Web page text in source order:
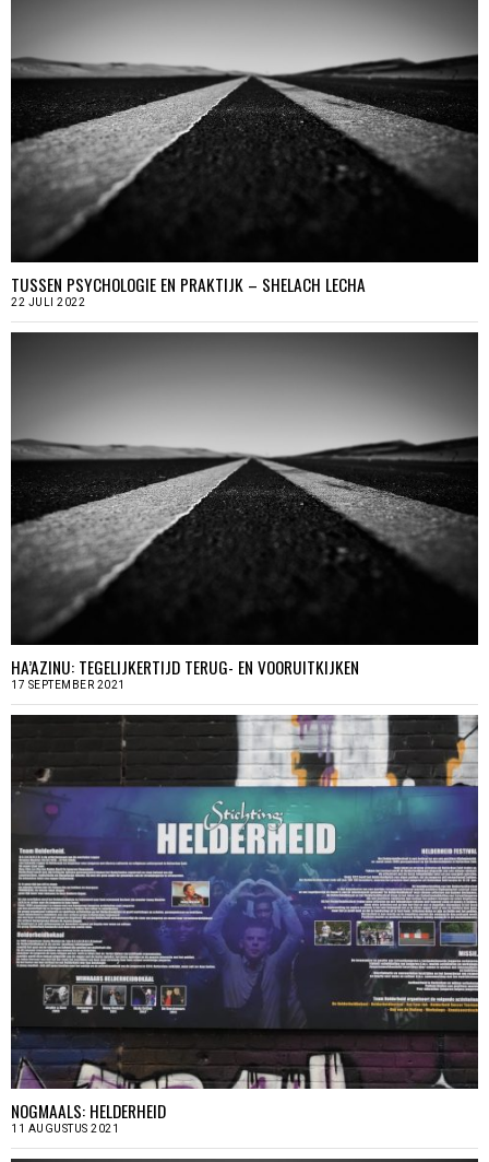
TUSSEN PSYCHOLOGIE EN PRAKTIJK – SHELACH LECHA
22 JULI 2022
HA’AZINU: TEGELIJKERTIJD TERUG- EN VOORUITKIJKEN
17 SEPTEMBER 2021
NOGMAALS: HELDERHEID
11 AUGUSTUS 2021